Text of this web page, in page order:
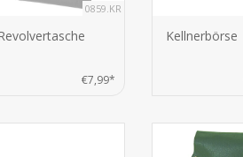
0859.KR
€7,99*
Kellnerbörse